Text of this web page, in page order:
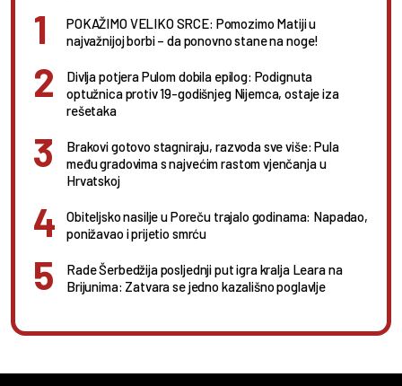
POKAŽIMO VELIKO SRCE: Pomozimo Matiji u
najvažnijoj borbi – da ponovno stane na noge!
Divlja potjera Pulom dobila epilog: Podignuta
optužnica protiv 19-godišnjeg Nijemca, ostaje iza
rešetaka
Brakovi gotovo stagniraju, razvoda sve više: Pula
među gradovima s najvećim rastom vjenčanja u
Hrvatskoj
Obiteljsko nasilje u Poreču trajalo godinama: Napadao,
ponižavao i prijetio smrću
Rade Šerbedžija posljednji put igra kralja Leara na
Brijunima: Zatvara se jedno kazališno poglavlje